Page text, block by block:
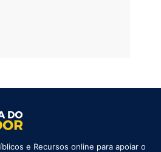
e Recursos online para apoiar o